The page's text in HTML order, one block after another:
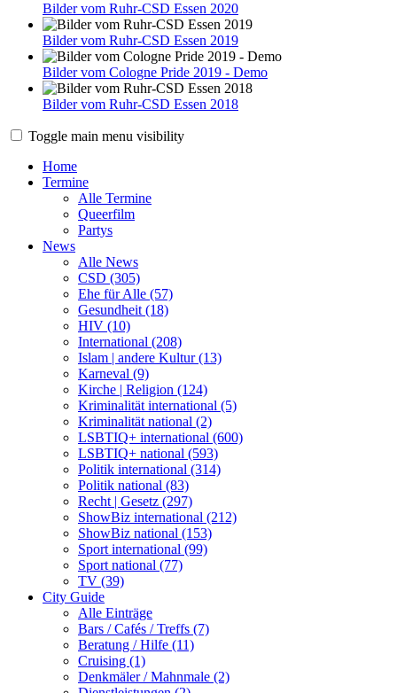
Bilder vom Ruhr-CSD Essen 2020
Bilder vom Ruhr-CSD Essen 2019
Bilder vom Cologne Pride 2019 - Demo
Bilder vom Ruhr-CSD Essen 2018
Toggle main menu visibility
Home
Termine
Alle Termine
Queerfilm
Partys
News
Alle News
CSD (305)
Ehe für Alle (57)
Gesundheit (18)
HIV (10)
International (208)
Islam | andere Kultur (13)
Karneval (9)
Kirche | Religion (124)
Kriminalität international (5)
Kriminalität national (2)
LSBTIQ+ international (600)
LSBTIQ+ national (593)
Politik international (314)
Politik national (83)
Recht | Gesetz (297)
ShowBiz international (212)
ShowBiz national (153)
Sport international (99)
Sport national (77)
TV (39)
City Guide
Alle Einträge
Bars / Cafés / Treffs (7)
Beratung / Hilfe (11)
Cruising (1)
Denkmäler / Mahnmale (2)